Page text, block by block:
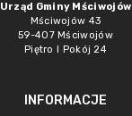
Urząd Gminy Mściwojów
Mściwojów 43
59-407 Mściwojów
Piętro I Pokój 24
INFORMACJE